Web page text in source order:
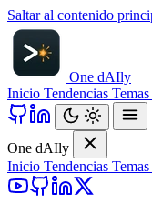
Saltar al contenido
One dAIly
Inicio Tendencias Temas
One dAIly
Inicio Tendencias Temas